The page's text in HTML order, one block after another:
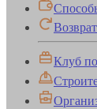
Клуб